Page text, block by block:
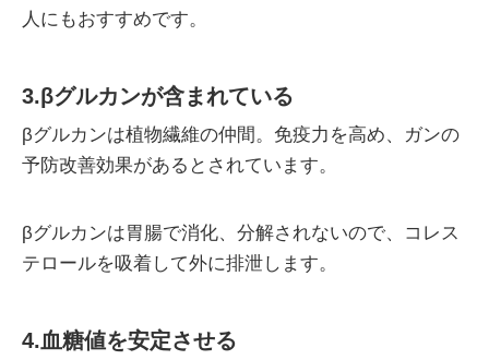
人にもおすすめです。
3.βグルカンが含まれている
βグルカンは植物繊維の仲間。免疫力を高め、ガンの
予防改善効果があるとされています。
βグルカンは胃腸で消化、分解されないので、コレス
テロールを吸着して外に排泄します。
4.血糖値を安定させる